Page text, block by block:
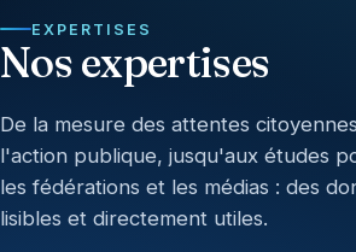
EXPERTISES
Nos expertises
De la mesure des attentes
l'action publique, jusqu'aux études
les fédérations et les médias : des
lisibles et directement utiles.